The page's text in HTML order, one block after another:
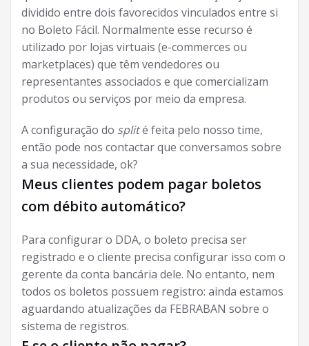
dividido entre dois favorecidos vinculados entre si
no Boleto Fácil. Normalmente esse recurso é
utilizado por lojas virtuais (e-commerces ou
marketplaces) que têm vendedores ou
representantes associados e que comercializam
produtos ou serviços por meio da empresa.
A configuração do splité feita pelo nosso time,
então pode nos contactar que conversamos sobre
a sua necessidade, ok?
Meus clientes podem pagar boletos
com débito automático?
Para configurar o DDA, o boleto precisa ser
registrado e o cliente precisa configurar isso com o
gerente da conta bancária dele. No entanto, nem
todos os boletos possuem registro: ainda estamos
aguardando atualizações da FEBRABAN sobre o
sistema de registros.